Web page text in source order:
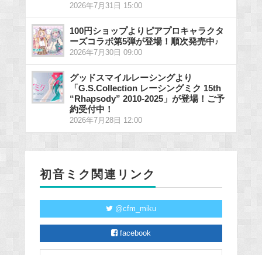
2026年7月31日 15:00
100円ショップよりピアプロキャラクタ
ーズコラボ第5弾が登場！順次発売中♪
2026年7月30日 09:00
グッドスマイルレーシングより
「G.S.Collection レーシングミク 15th
“Rhapsody” 2010-2025」が登場！ご予
約受付中！
2026年7月28日 12:00
初音ミク関連リンク
@cfm_miku
facebook